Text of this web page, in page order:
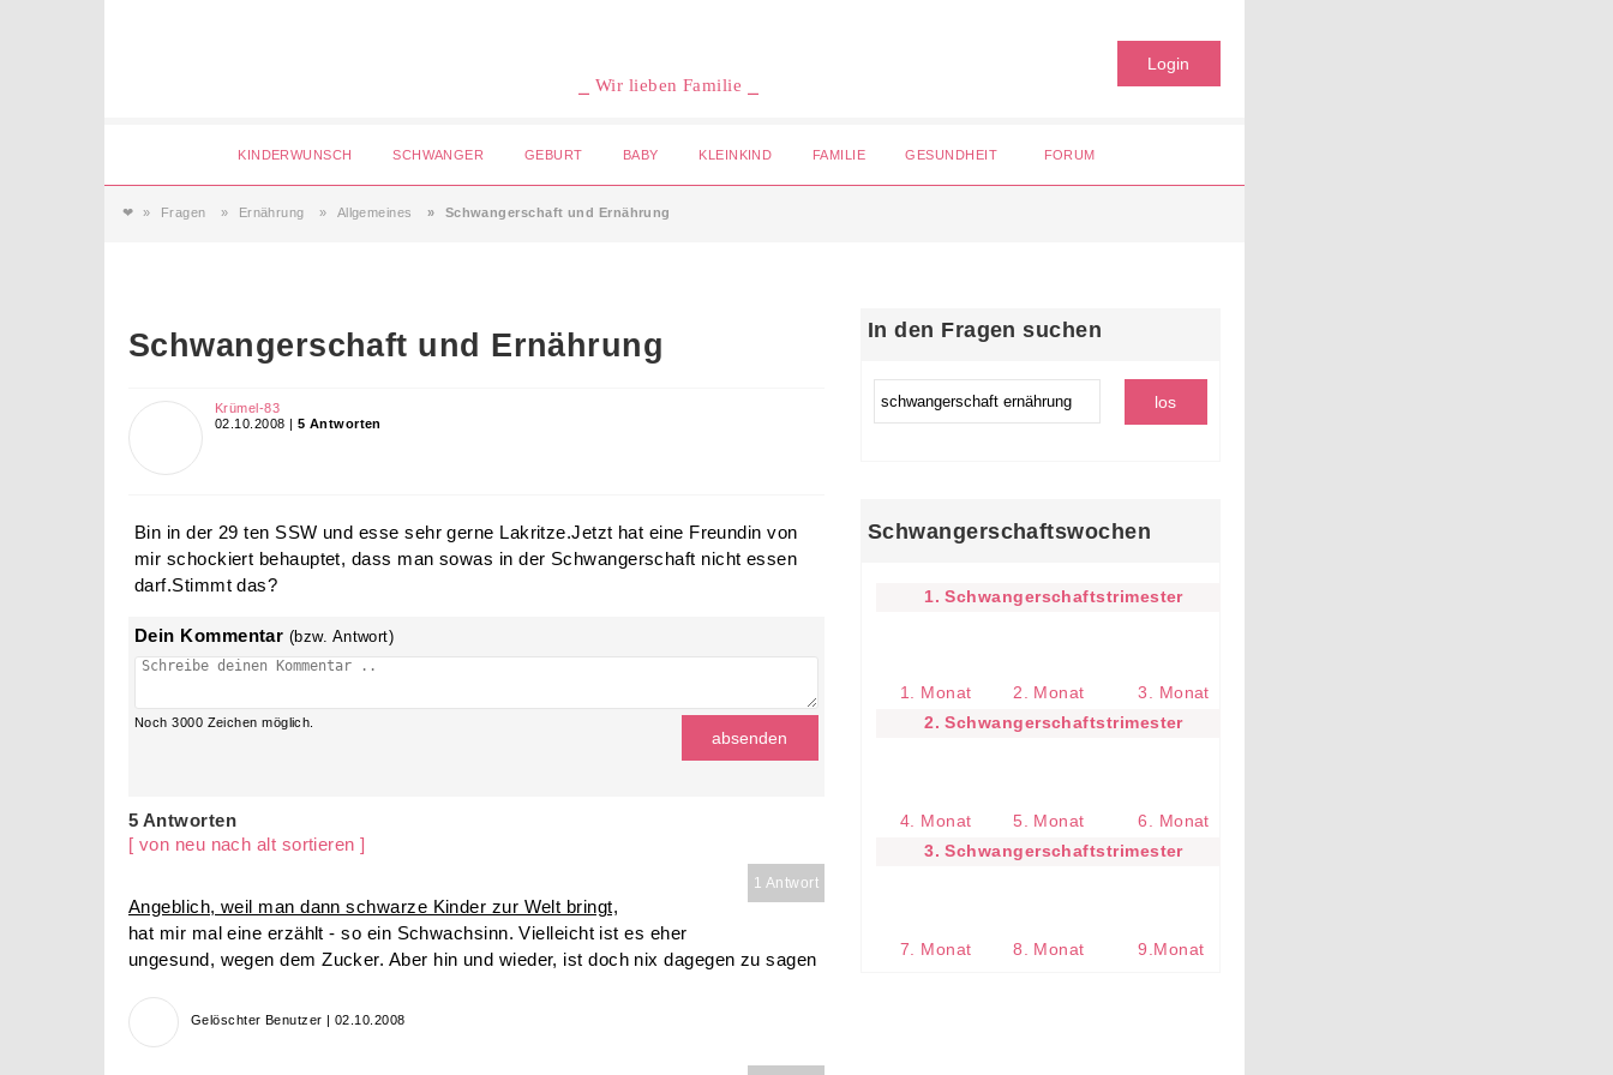
⎯ Wir lieben Familie ⎯
Login
KINDERWUNSCH SCHWANGER GEBURT BABY KLEINKIND FAMILIE GESUNDHEIT FORUM
❤ Fragen Ernährung Allgemeines Schwangerschaft und Ernährung
Schwangerschaft und Ernährung
Krümel-83
02.10.2008 | 5 Antworten
Bin in der 29 ten SSW und esse sehr gerne Lakritze.Jetzt hat eine Freundin von
mir schockiert behauptet, dass man sowas in der Schwangerschaft nicht essen
darf.Stimmt das?
Dein Kommentar (bzw. Antwort)
Noch3000 Zeichen möglich.
5 Antworten
[ von neu nach alt sortieren ]
1 Antwort
Angeblich, weil man dann schwarze Kinder zur Welt bringt,
hat mir mal eine erzählt - so ein Schwachsinn. Vielleicht ist es eher
ungesund, wegen dem Zucker. Aber hin und wieder, ist doch nix dagegen zu sagen
Gelöschter Benutzer | 02.10.2008
In den Fragen suchen
Schwangerschaftswochen
1. Schwangerschaftstrimester
1. Monat 2. Monat
3. Monat
2. Schwangerschaftstrimester
4. Monat 5. Monat
6. Monat
3. Schwangerschaftstrimester
7. Monat 8. Monat 9.Monat
AGB & Impressum